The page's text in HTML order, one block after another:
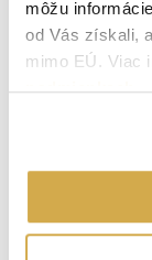
môžu
od Vás získali,
mimo EÚ. Viac
podmienkach.